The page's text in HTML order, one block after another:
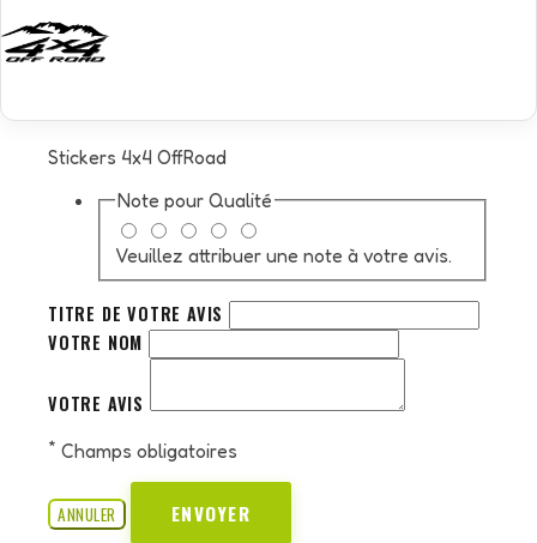
Stickers 4x4 OffRoad
Note pour Qualité
Veuillez attribuer une note à votre avis.
TITRE DE VOTRE AVIS
VOTRE NOM
VOTRE AVIS
* Champs obligatoires
ANNULER ENVOYER